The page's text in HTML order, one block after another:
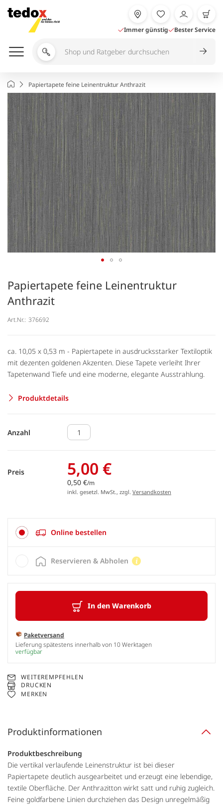
Inhalt
springen
Immer günstig Bester Service
Shop
durchsuchen
StartseitePapiertapete feine Leinentruktur Anthrazit
Papiertapete feine Leinentruktur
Anthrazit
Art.Nr.: 376692
ca. 10,05 x 0,53 m - Papiertapete in ausdrucksstarker Textiloptik
mit dezenten goldenen Akzenten. Diese Tapete verleiht Ihrer
Tapetenwand Tiefe und eine moderne, elegante Ausstrahlung.
Produktdetails
Anzahl
Preis 5,00 €
0,50 €/m
inkl. gesetzl. MwSt., zzgl. Versandkosten
Online bestellen
In den Warenkorb
Paketversand
Lieferung spätestens innerhalb von 10 Werktagen
verfügbar
Reservieren & Abholen
WEITEREMPFEHLEN
DRUCKEN
MERKEN
Produktinformationen
Produktbeschreibung
Die vertikal verlaufende Leinenstruktur ist bei dieser
Papiertapete deutlich ausgearbeitet und erzeugt eine lebendige,
textile Oberfläche. Der Anthrazitton wirkt satt und ruhig zugleich.
Feine goldfarbene Linien durchziehen das Design unregelmäßig